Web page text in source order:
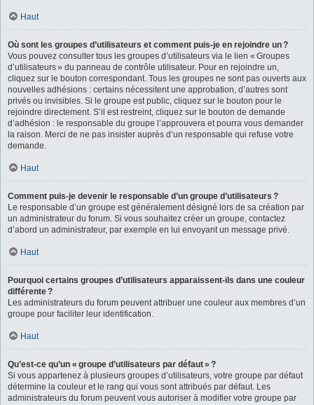
Haut
Où sont les groupes d’utilisateurs et comment puis-je en rejoindre un ?
Vous pouvez consulter tous les groupes d’utilisateurs via le lien « Groupes
d’utilisateurs » du panneau de contrôle utilisateur. Pour en rejoindre un,
cliquez sur le bouton correspondant. Tous les groupes ne sont pas ouverts aux
nouvelles adhésions : certains nécessitent une approbation, d’autres sont
privés ou invisibles. Si le groupe est public, cliquez sur le bouton pour le
rejoindre directement. S’il est restreint, cliquez sur le bouton de demande
d’adhésion : le responsable du groupe l’approuvera et pourra vous demander
la raison. Merci de ne pas insister auprès d’un responsable qui refuse votre
demande.
Haut
Comment puis-je devenir le responsable d’un groupe d’utilisateurs ?
Le responsable d’un groupe est généralement désigné lors de sa création par
un administrateur du forum. Si vous souhaitez créer un groupe, contactez
d’abord un administrateur, par exemple en lui envoyant un message privé.
Haut
Pourquoi certains groupes d’utilisateurs apparaissent-ils dans une couleur
différente ?
Les administrateurs du forum peuvent attribuer une couleur aux membres d’un
groupe pour faciliter leur identification.
Haut
Qu’est-ce qu’un « groupe d’utilisateurs par défaut » ?
Si vous appartenez à plusieurs groupes d’utilisateurs, votre groupe par défaut
détermine la couleur et le rang qui vous sont attribués par défaut. Les
administrateurs du forum peuvent vous autoriser à modifier votre groupe par